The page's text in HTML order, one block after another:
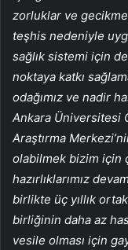
zorluklar ve
teşhis nedeniyle
sağlık sistemi için
noktaya katkı
odağımız ve nadir
Ankara Üniversitesi
Araştırma
olabilmek bizim için
hazırlıklarımız
birlikte üç yıllık
birliğinin daha az
vesile olması için